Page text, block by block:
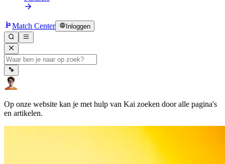
Match Center Inloggen
Op onze website kan je met hulp van Kai zoeken door alle pagina's
en artikelen.